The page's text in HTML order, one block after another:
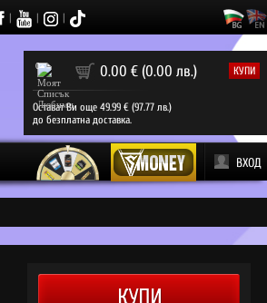
| | |
0 0.00 € (0.00 лв.) КУПИ
Остават Ви още 49.99 € (97.77 лв.)
до безплатна доставка.
ВХОД